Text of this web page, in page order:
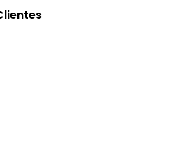
joelho
e zíper
Algodão